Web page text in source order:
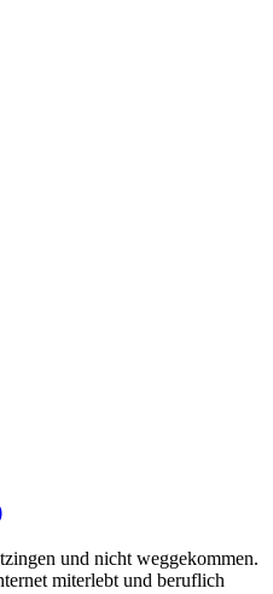
und nicht weggekommen.
miterlebt und beruflich